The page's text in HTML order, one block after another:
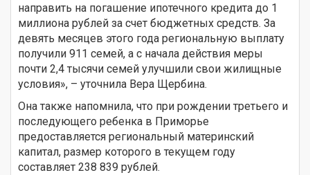
направить на погашение ипотечного кредита до 1
миллиона рублей за счет бюджетных средств. За
девять месяцев этого года региональную выплату
получили 911 семей, а с начала действия меры
почти 2,4 тысячи семей улучшили свои жилищные
условия», – уточнила Вера Щербина.
Она также напомнила, что при рождении третьего и
последующего ребенка в Приморье
предоставляется региональный материнский
капитал, размер которого в текущем году
составляет 238 839 рублей.